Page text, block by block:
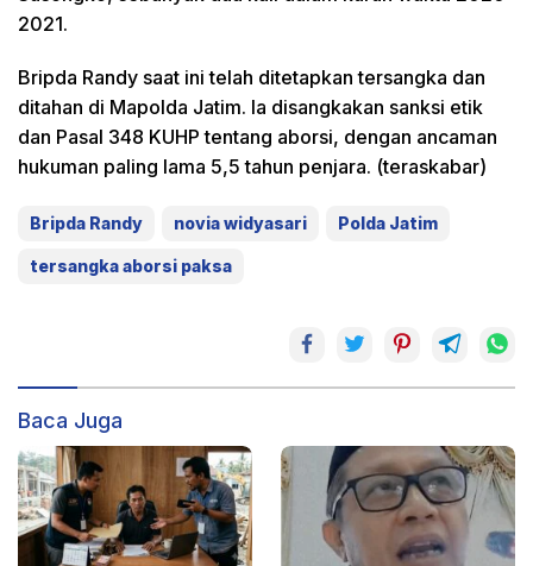
2021.
Bripda Randy saat ini telah ditetapkan tersangka dan
ditahan di Mapolda Jatim. Ia disangkakan sanksi etik
dan Pasal 348 KUHP tentang aborsi, dengan ancaman
hukuman paling lama 5,5 tahun penjara. (teraskabar)
Bripda Randy novia widyasari Polda Jatim
tersangka aborsi paksa
Baca Juga